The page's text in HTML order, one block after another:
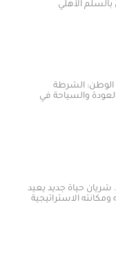
في
جديد يعيد